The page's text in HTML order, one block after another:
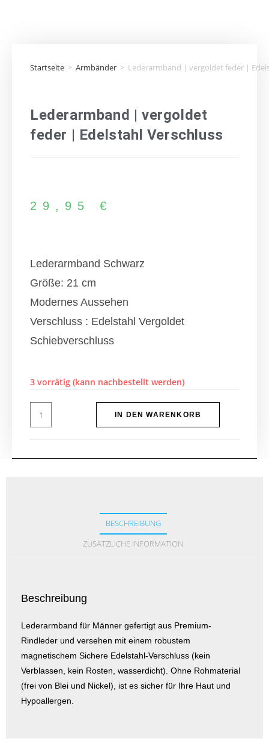
Startseite > Armbänder > Lederarmband | vergoldet feder |
Lederarmband | vergoldet
feder | Edelstahl Verschluss
29,95 €
Lederarmband Schwarz
Größe: 21 cm
Modernes Aussehen
Verschluss : Edelstahl Vergoldet
Schiebverschluss
3 vorrätig (kann nachbestellt werden)
IN DEN WARENKORB
BESCHREIBUNG
ZUSÄTZLICHE INFORMATION
Beschreibung
Lederarmband für Männer gefertigt aus Premium-
Rindleder und versehen mit einem robustem
magnetischem Sichere Edelstahl-Verschluss (kein
Verblassen, kein Rosten, wasserdicht). Ohne Rohmaterial
(frei von Blei und Nickel), ist es sicher für Ihre Haut und
Hypoallergen.